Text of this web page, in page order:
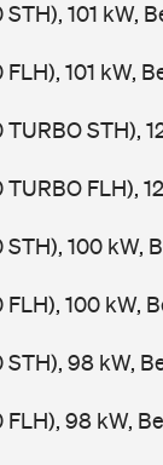
101 kW,
101 kW,
STH),
FLH),
100 kW,
100 kW,
98 kW,
98 kW,